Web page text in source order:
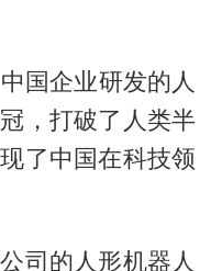
国企业研发的人
，打破了人类半
了中国在科技领
司的人形机器人